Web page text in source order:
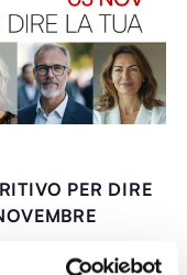
PER DIRE